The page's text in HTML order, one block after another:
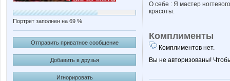
Портрет заполнен на 69 %
Отправить приватное сообщение
Добавить в друзья
Игнорировать
О себе : Я мастер
красоты.
Комплименты
Комплиментов нет.
Вы не авторизованы!